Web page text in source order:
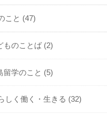
こと (47)
のことば (2)
学のこと (5)
しく働く・生きる (32)